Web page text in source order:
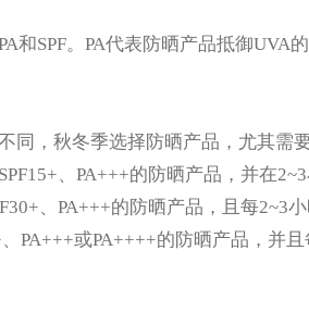
SPF。PA代表防晒产品抵御UVA
，秋冬季选择防晒产品，尤其需
、PA+++的防晒产品，并在
、PA+++的防晒产品，且每2~3
PA+++或PA++++的防晒产品，并且